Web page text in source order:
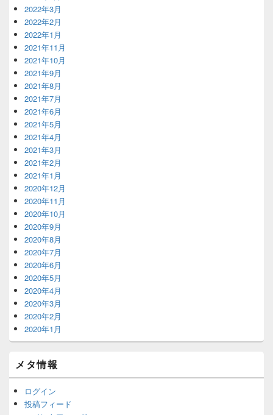
2022年3月
2022年2月
2022年1月
2021年11月
2021年10月
2021年9月
2021年8月
2021年7月
2021年6月
2021年5月
2021年4月
2021年3月
2021年2月
2021年1月
2020年12月
2020年11月
2020年10月
2020年9月
2020年8月
2020年7月
2020年6月
2020年5月
2020年4月
2020年3月
2020年2月
2020年1月
メタ情報
ログイン
投稿フィード